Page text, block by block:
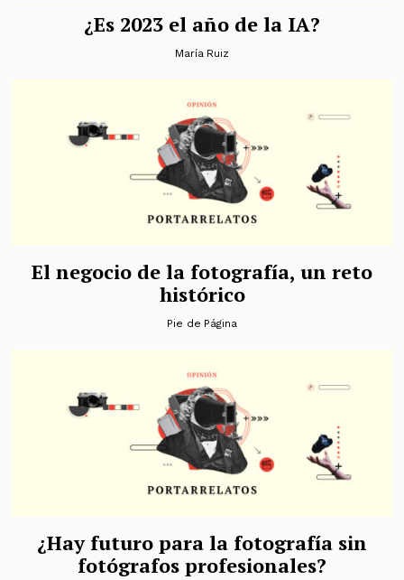
¿Es 2023 el año de la IA?
María Ruiz
El negocio de la fotografía, un reto
histórico
Pie de Página
¿Hay futuro para la fotografía sin
fotógrafos profesionales?